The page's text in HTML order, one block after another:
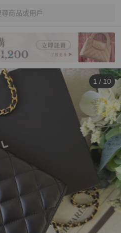
尋商品或用戶
1 / 10